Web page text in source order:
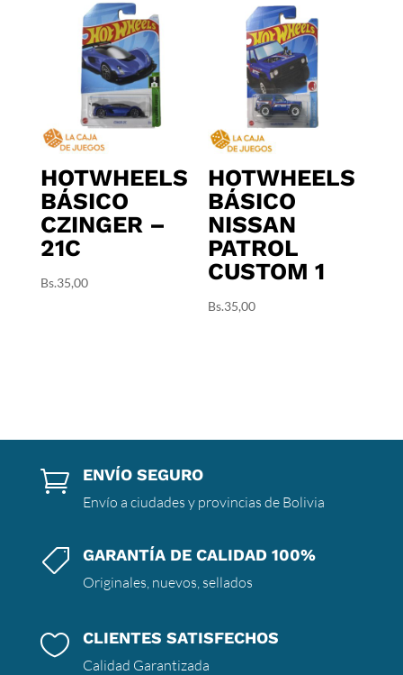
HOTWHEELS
BÁSICO
CZINGER –
21C
Bs.35,00
HOTWHEELS
BÁSICO
NISSAN
PATROL
CUSTOM 1
Bs.35,00
 ENVÍO SEGURO
Envío a ciudades y provincias de Bolivia
 GARANTÍA DE CALIDAD 100%
Originales, nuevos, sellados
 CLIENTES SATISFECHOS
Calidad Garantizada